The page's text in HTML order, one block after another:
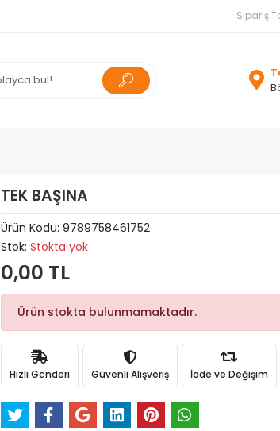
Sipariş
TEK BAŞINA
Ürün Kodu: 9789758461752
Stok: Stokta yok
0,00 TL
Ürün stokta bulunmamaktadır.
Hızlı Gönderi Güvenli Alışveriş İade ve Değişim